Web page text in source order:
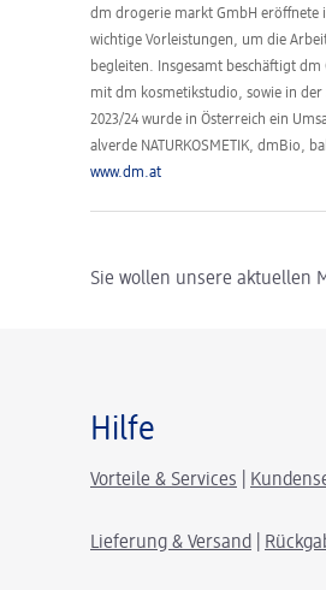
dm drogerie markt GmbH eröffnete
wichtige Vorleistungen, um die
begleiten. Insgesamt beschäftigt
mit dm kosmetikstudio, sowie in
2023/24 wurde in Österreich ein
alverde NATURKOSMETIK, dmBio,
www.dm.at
Sie wollen unsere aktuellen
Hilfe
Vorteile & Services
Lieferung & Versand